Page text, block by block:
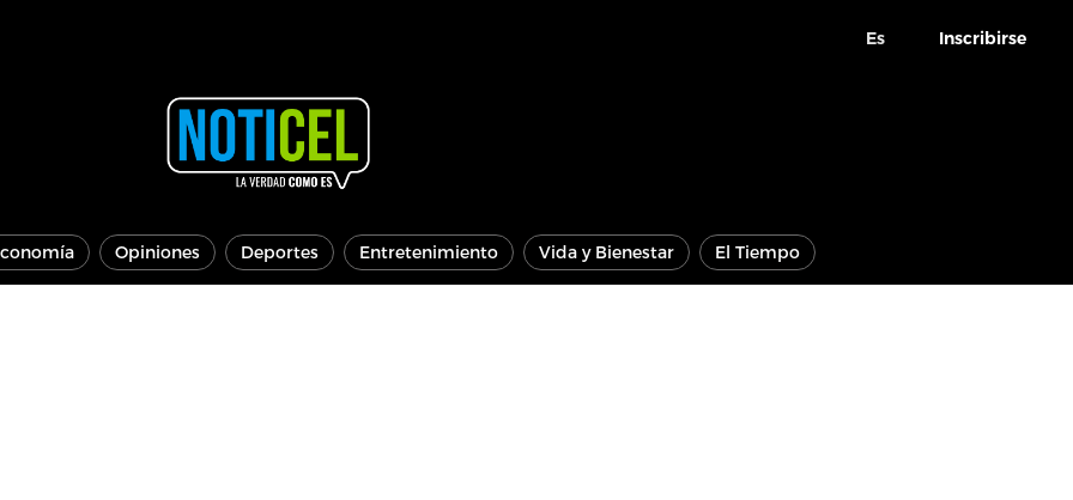
Es Inscribirse
Opiniones Deportes Entretenimiento Vida y Bienestar El Tiempo